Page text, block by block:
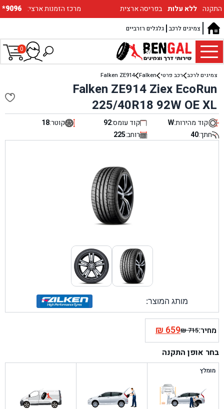
*9096 :מרכז הזמנות ארצי התקנה ללא עלות בפריסה ארצית
גלגלים רזרביים צמיגים לרכב
0
צמיגים לרכב רכב פרטי Falken
Falken ZE914
Falken ZE914 Ziex EcoRun
225/40R18 92W OE XL
קוד מהירות:W קוד עומס:92 קוטר:18
חתך:40 רוחב:225
מותג המוצר:
מחיר: ₪715
המחיר
המקורי
היה:
₪659המחיר
הנוכחי
הוא:
בחר אופן התקנה
מומלץ